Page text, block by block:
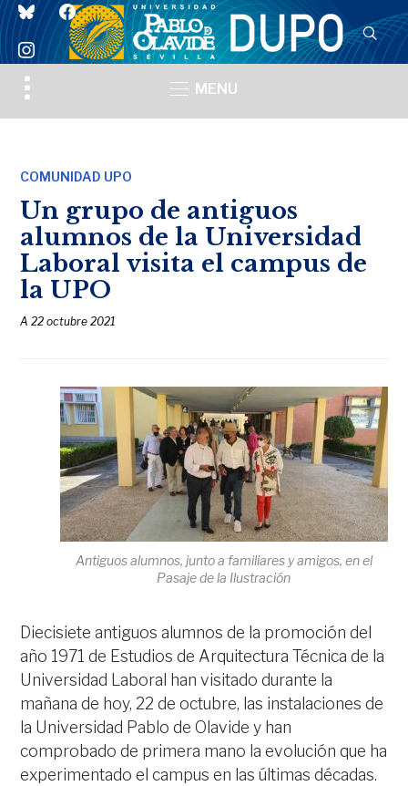
blueskyfacebook
instagram
Toggle
sidebar
MENU
COMUNIDAD UPO
Un grupo de antiguos
alumnos de la Universidad
Laboral visita el campus de
la UPO
A22 octubre 2021
Antiguos alumnos, junto a familiares y amigos, en el
Pasaje de la Ilustración
Diecisiete antiguos alumnos de la promoción del
año 1971 de Estudios de Arquitectura Técnica de la
Universidad Laboral han visitado durante la
mañana de hoy, 22 de octubre, las instalaciones de
la Universidad Pablo de Olavide y han
comprobado de primera mano la evolución que ha
experimentado el campus en las últimas décadas.